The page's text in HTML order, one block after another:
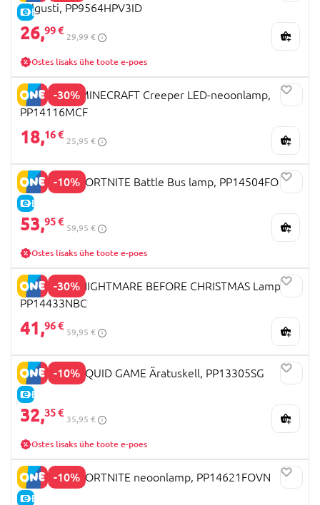
E-HIND
valgusti, PP9564HPV3ID
26,99 €
29,99 €
Ostes lisaks ühe toote e-poes
-30%
PALADONE MINECRAFT Creeper LED-neoonlamp,
PP14116MCF
18,16 €
25,95 €
-10%
E-HIND
PALADONE FORTNITE Battle Bus lamp, PP14504FO
53,95 €
59,95 €
Ostes lisaks ühe toote e-poes
-30%
PALADONE NIGHTMARE BEFORE CHRISTMAS Lamp,
PP14433NBC
41,96 €
59,95 €
-10%
E-HIND
PALADONE SQUID GAME Äratuskell, PP13305SG
32,35 €
35,95 €
Ostes lisaks ühe toote e-poes
-10%
E-HIND
PALADONE FORTNITE neoonlamp, PP14621FOVN